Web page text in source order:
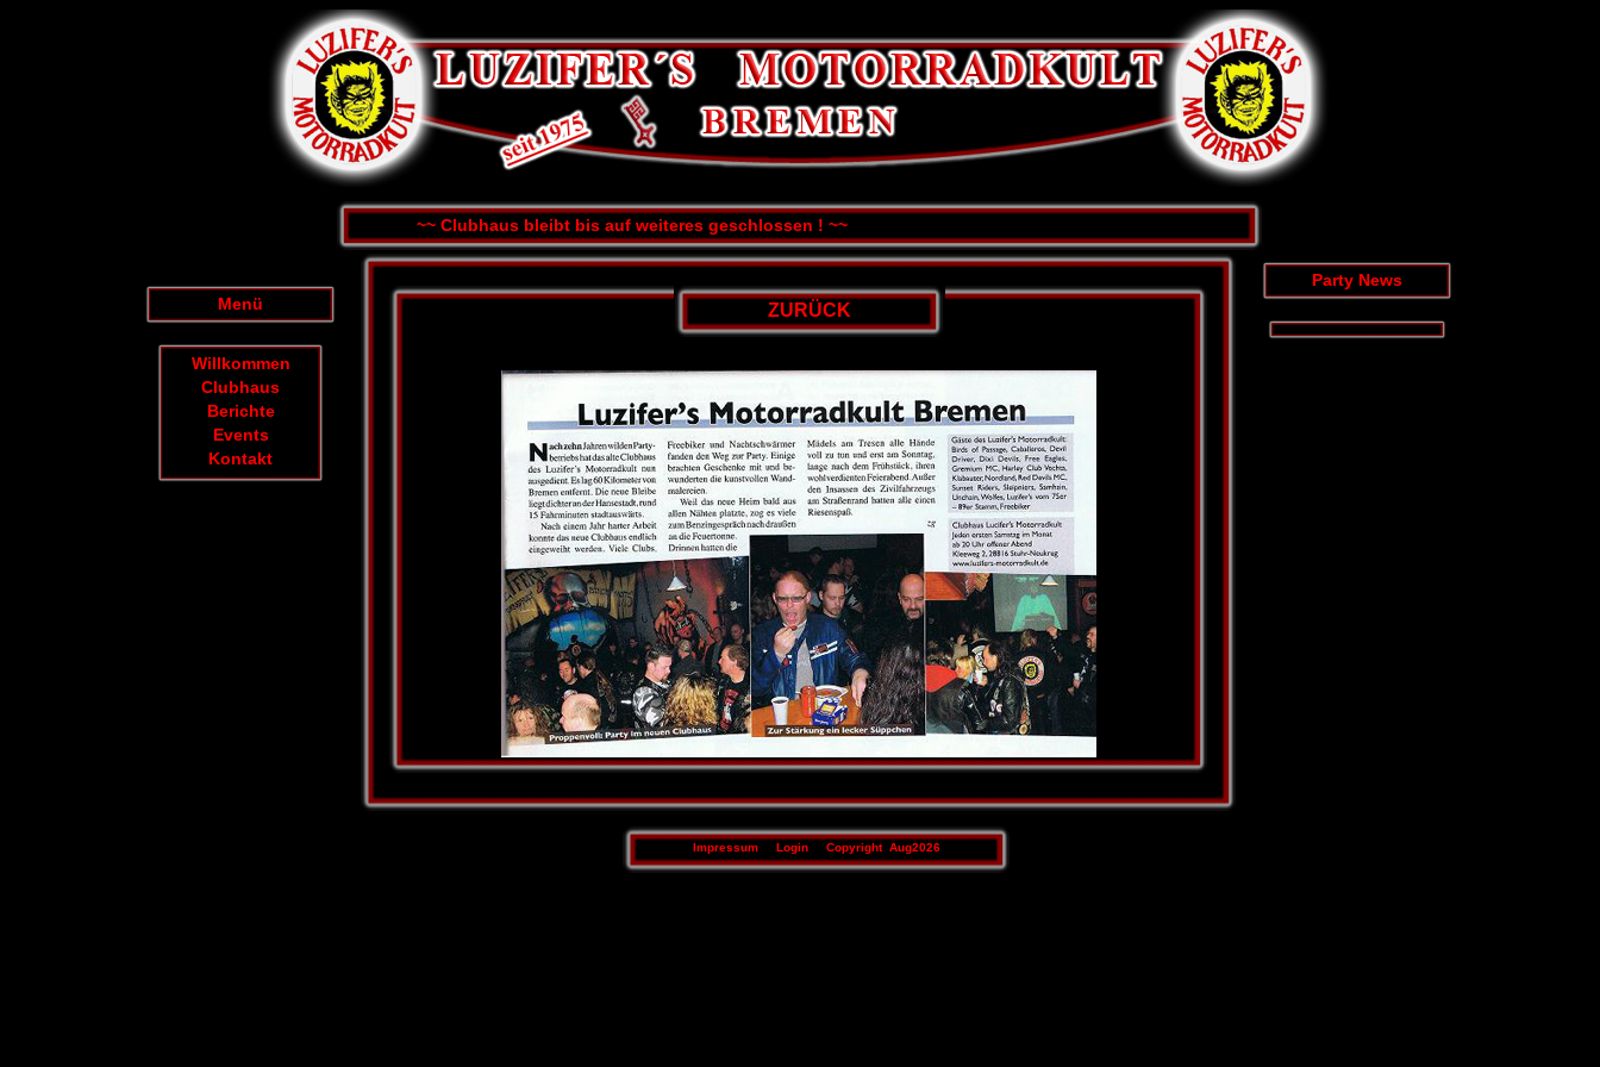
~~ Clubhaus bleibt bis auf weiteres geschlossen ! ~~
Menü
Willkommen
Clubhaus
Berichte
Events
Kontakt
ZURÜCK
Party News
Impressum Login Copyright Aug2026